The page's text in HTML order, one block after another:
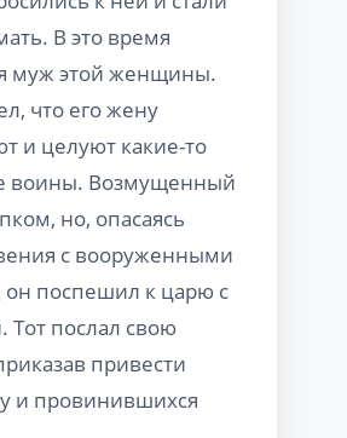
В это время
муж этой женщины.
что его жену
и целуют какие-то
воины. Возмущенный
но, опасаясь
с вооруженными
поспешил к царю с
Тот послал свою
привести
и провинившихся